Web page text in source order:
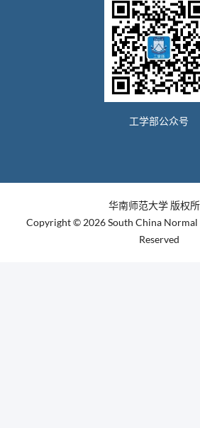
工学部公众号
华南师范大学 版权
Copyright © 2026 South China
Reserved